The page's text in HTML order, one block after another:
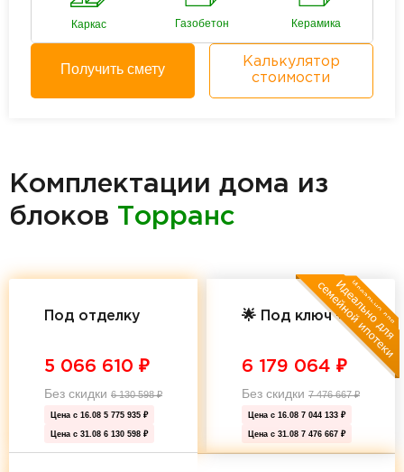
Каркас Газобетон Керамика
Получить смету
Калькулятор
стоимости
Комплектации дома из
блоков Торранс
Под отделку
5 066 610 ₽
Без скидки 6 130 598₽
Цена с 16.08 5 775 935 ₽
Цена с 31.08 6 130 598 ₽
🌟 Под ключ 🌟
6 179 064 ₽
Без скидки 7 476 667₽
Цена с 16.08 7 044 133 ₽
Цена с 31.08 7 476 667 ₽